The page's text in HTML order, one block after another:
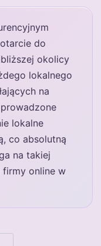
do
okolicy
lokalnego
na
lokalne
co absolutną
na takiej
online w